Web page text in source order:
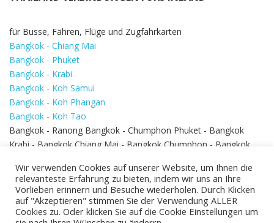
für Busse, Fähren, Flüge und Zugfahrkarten
Bangkok - Chiang Mai
Bangkok - Phuket
Bangkok - Krabi
Bangkok - Koh Samui
Bangkok - Koh Phangan
Bangkok - Koh Tao
Bangkok - Ranong Bangkok - Chumphon Phuket - Bangkok
Krabi - Bangkok Chiang Mai - Bangkok Chumphon - Bangkok
Bangkok - Hua Hin
Wir verwenden Cookies auf unserer Website, um Ihnen die
relevanteste Erfahrung zu bieten, indem wir uns an Ihre
Vorlieben erinnern und Besuche wiederholen. Durch Klicken
auf "Akzeptieren" stimmen Sie der Verwendung ALLER
Cookies zu. Oder klicken Sie auf die Cookie Einstellungen um